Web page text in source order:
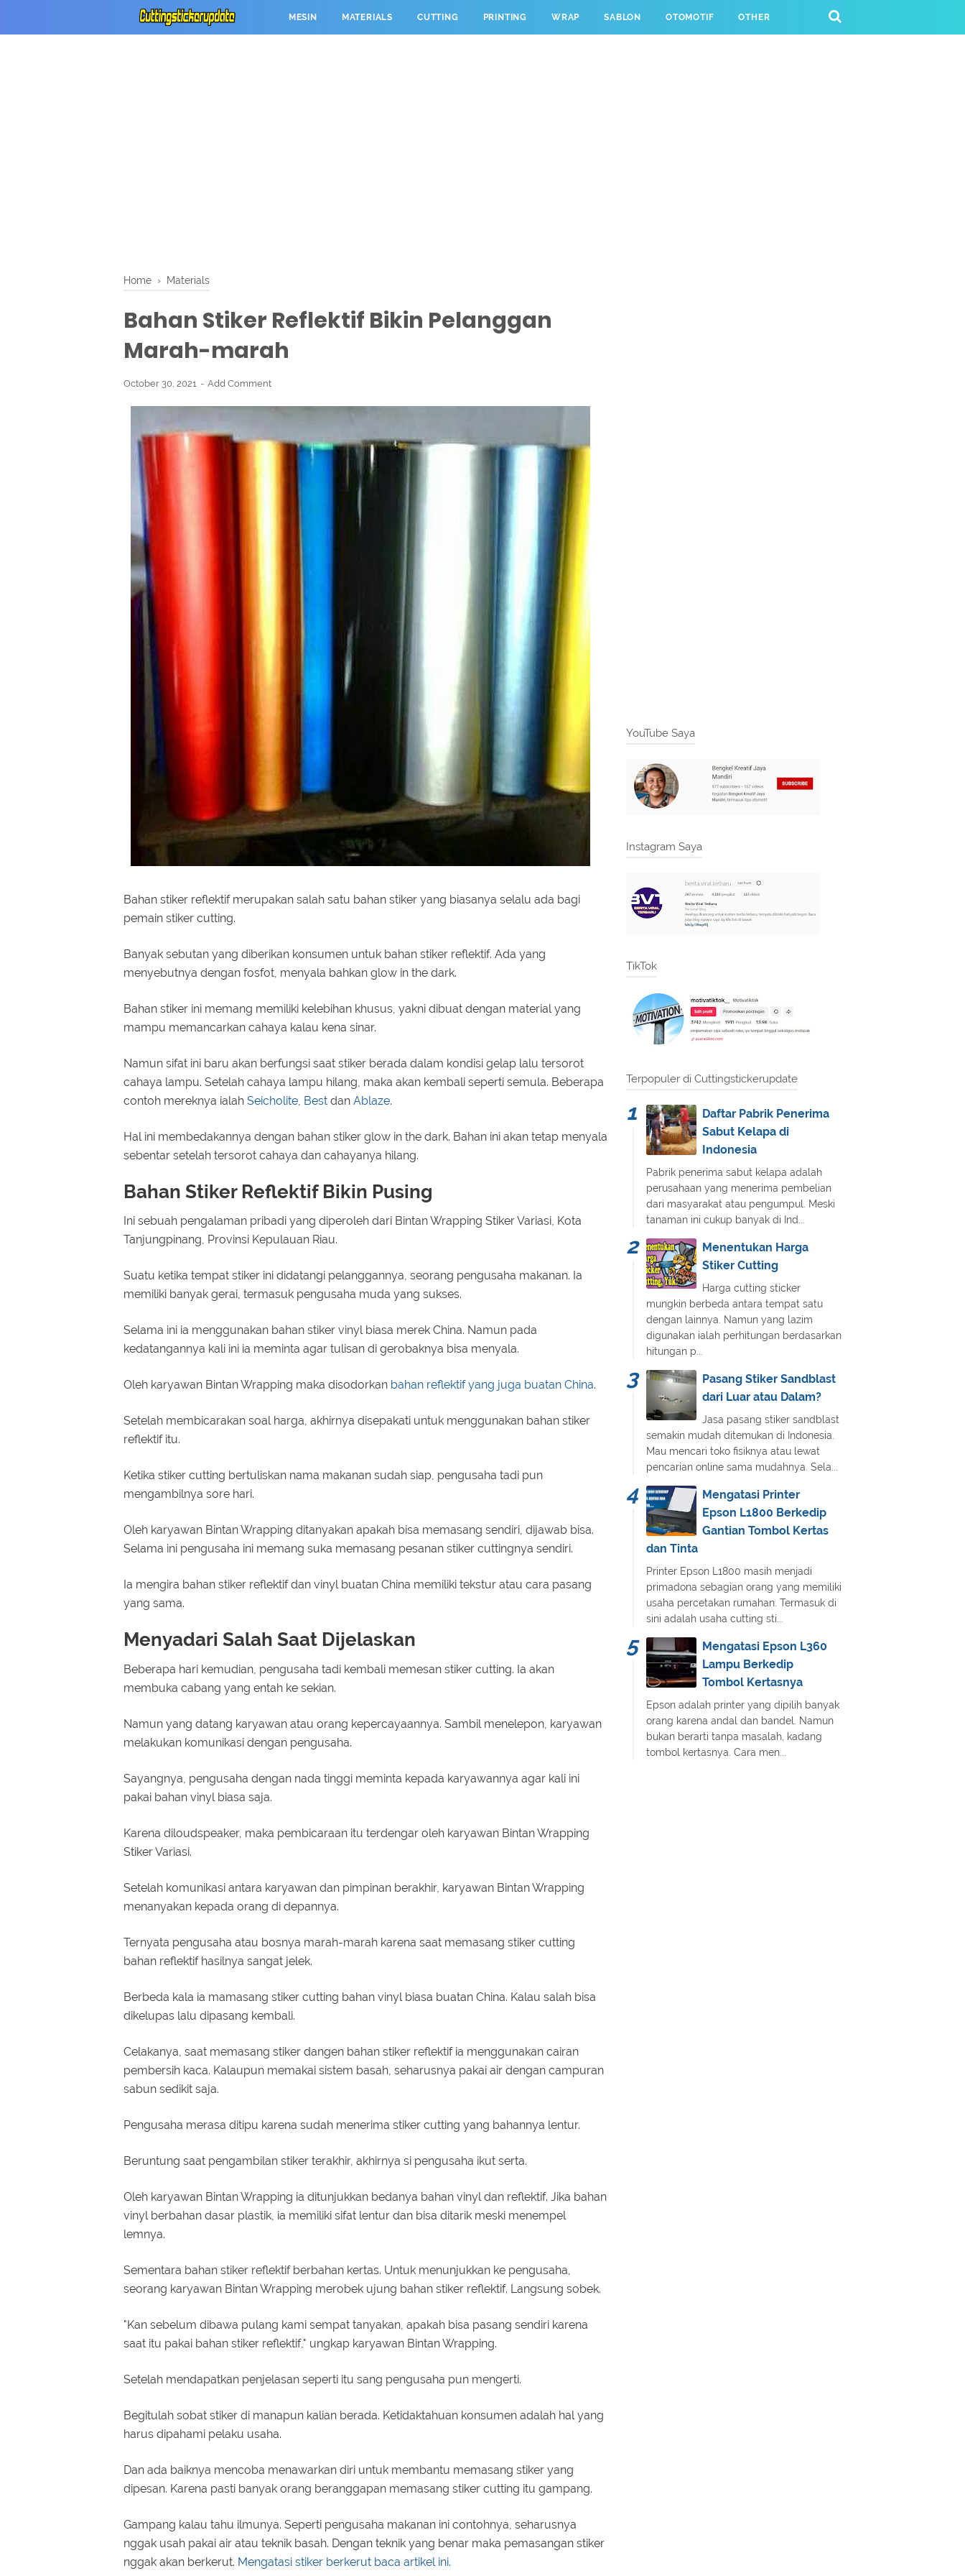
MESIN MATERIALS CUTTING PRINTING WRAP SABLON OTOMOTIF OTHER
Home › Materials
Bahan Stiker Reflektif Bikin Pelanggan
Marah-marah
October 30, 2021 Add Comment
Bahan stiker reflektif merupakan salah satu bahan stiker yang biasanya selalu ada bagi
pemain stiker cutting.
Banyak sebutan yang diberikan konsumen untuk bahan stiker reflektif. Ada yang
menyebutnya dengan fosfot, menyala bahkan glow in the dark.
Bahan stiker ini memang memiliki kelebihan khusus, yakni dibuat dengan material yang
mampu memancarkan cahaya kalau kena sinar.
Namun sifat ini baru akan berfungsi saat stiker berada dalam kondisi gelap lalu tersorot
cahaya lampu. Setelah cahaya lampu hilang, maka akan kembali seperti semula. Beberapa
contoh mereknya ialah Seicholite Best dan Ablaze.
Hal ini membedakannya dengan bahan stiker glow in the dark. Bahan ini akan tetap menyala
sebentar setelah tersorot cahaya dan cahayanya hilang.
Bahan Stiker Reflektif Bikin Pusing
Ini sebuah pengalaman pribadi yang diperoleh dari Bintan Wrapping Stiker Variasi, Kota
Tanjungpinang, Provinsi Kepulauan Riau.
Suatu ketika tempat stiker ini didatangi pelanggannya, seorang pengusaha makanan. Ia
memiliki banyak gerai, termasuk pengusaha muda yang sukses.
Selama ini ia menggunakan bahan stiker vinyl biasa merek China. Namun pada
kedatangannya kali ini ia meminta agar tulisan di gerobaknya bisa menyala.
Oleh karyawan Bintan Wrapping maka disodorkan bahan reflektif yang juga buatan China.
Setelah membicarakan soal harga, akhirnya disepakati untuk menggunakan bahan stiker
reflektif itu.
Ketika stiker cutting bertuliskan nama makanan sudah siap, pengusaha tadi pun
mengambilnya sore hari.
Oleh karyawan Bintan Wrapping ditanyakan apakah bisa memasang sendiri, dijawab bisa.
Selama ini pengusaha ini memang suka memasang pesanan stiker cuttingnya sendiri.
Ia mengira bahan stiker reflektif dan vinyl buatan China memiliki tekstur atau cara pasang
yang sama.
Menyadari Salah Saat Dijelaskan
Beberapa hari kemudian, pengusaha tadi kembali memesan stiker cutting. Ia akan
membuka cabang yang entah ke sekian.
Namun yang datang karyawan atau orang kepercayaannya. Sambil menelepon, karyawan
melakukan komunikasi dengan pengusaha.
Sayangnya, pengusaha dengan nada tinggi meminta kepada karyawannya agar kali ini
pakai bahan vinyl biasa saja.
Karena diloudspeaker, maka pembicaraan itu terdengar oleh karyawan Bintan Wrapping
Stiker Variasi.
Setelah komunikasi antara karyawan dan pimpinan berakhir, karyawan Bintan Wrapping
menanyakan kepada orang di depannya.
Ternyata pengusaha atau bosnya marah-marah karena saat memasang stiker cutting
bahan reflektif hasilnya sangat jelek.
Berbeda kala ia mamasang stiker cutting bahan vinyl biasa buatan China. Kalau salah bisa
dikelupas lalu dipasang kembali.
Celakanya, saat memasang stiker dangen bahan stiker reflektif ia menggunakan cairan
pembersih kaca. Kalaupun memakai sistem basah, seharusnya pakai air dengan campuran
sabun sedikit saja.
Pengusaha merasa ditipu karena sudah menerima stiker cutting yang bahannya lentur.
Beruntung saat pengambilan stiker terakhir, akhirnya si pengusaha ikut serta.
Oleh karyawan Bintan Wrapping ia ditunjukkan bedanya bahan vinyl dan reflektif. Jika bahan
vinyl berbahan dasar plastik, ia memiliki sifat lentur dan bisa ditarik meski menempel
lemnya.
Sementara bahan stiker reflektif berbahan kertas. Untuk menunjukkan ke pengusaha,
seorang karyawan Bintan Wrapping merobek ujung bahan stiker reflektif. Langsung sobek.
"Kan sebelum dibawa pulang kami sempat tanyakan, apakah bisa pasang sendiri karena
saat itu pakai bahan stiker reflektif," ungkap karyawan Bintan Wrapping.
Setelah mendapatkan penjelasan seperti itu sang pengusaha pun mengerti.
Begitulah sobat stiker di manapun kalian berada. Ketidaktahuan konsumen adalah hal yang
harus dipahami pelaku usaha.
Dan ada baiknya mencoba menawarkan diri untuk membantu memasang stiker yang
dipesan. Karena pasti banyak orang beranggapan memasang stiker cutting itu gampang.
Gampang kalau tahu ilmunya. Seperti pengusaha makanan ini contohnya, seharusnya
nggak usah pakai air atau teknik basah. Dengan teknik yang benar maka pemasangan stiker
nggak akan berkerut. Mengatasi stiker berkerut baca artikel ini.
YouTube Saya
Instagram Saya
TikTok
Terpopuler di Cuttingstickerupdate
Daftar Pabrik Penerima
Sabut Kelapa di
Indonesia
Pabrik penerima sabut kelapa adalah
perusahaan yang menerima pembelian
dari masyarakat atau pengumpul. Meski
tanaman ini cukup banyak di Ind...
Menentukan Harga
Stiker Cutting
Harga cutting sticker
mungkin berbeda antara tempat satu
dengan lainnya. Namun yang lazim
digunakan ialah perhitungan berdasarkan
hitungan p...
Pasang Stiker Sandblast
dari Luar atau Dalam?
Jasa pasang stiker sandblast
semakin mudah ditemukan di Indonesia.
Mau mencari toko fisiknya atau lewat
pencarian online sama mudahnya. Sela...
Mengatasi Printer
Epson L1800 Berkedip
Gantian Tombol Kertas
dan Tinta
Printer Epson L1800 masih menjadi
primadona sebagian orang yang memiliki
usaha percetakan rumahan. Termasuk di
sini adalah usaha cutting sti...
Mengatasi Epson L360
Lampu Berkedip
Tombol Kertasnya
Epson adalah printer yang dipilih banyak
orang karena andal dan bandel. Namun
bukan berarti tanpa masalah, kadang
tombol kertasnya. Cara men...